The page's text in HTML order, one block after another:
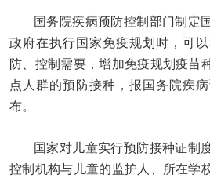
国务院疾病预防控制部门制定
政府在执行国家免疫规划时，可
防、控制需要，增加免疫规划疫苗
点人群的预防接种，报国务院疾
布。
国家对儿童实行预防接种证制
控制机构与儿童的监护人、所在学